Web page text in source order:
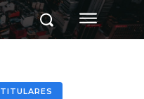
TITULARES